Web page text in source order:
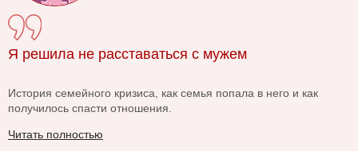
Я решила не расставаться с мужем
История семейного кризиса, как семья попала в него и как
получилось спасти отношения.
Читать полностью